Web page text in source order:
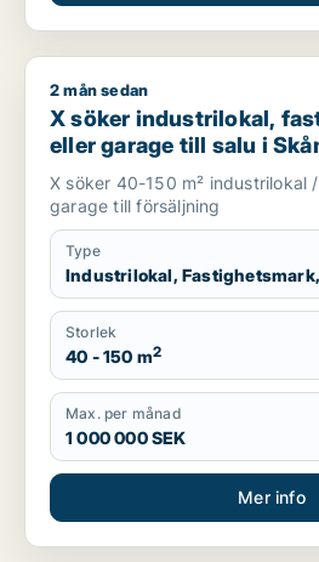
X söker industrilokal,
2 mån sedan
X söker industrilokal,
eller garage till salu i
X söker 40-150 m² industrilokal
garage till försäljning
Type
Industrilokal,
Storlek
40 - 150 m2
Max. per månad
1 000 000 SEK
Mer info